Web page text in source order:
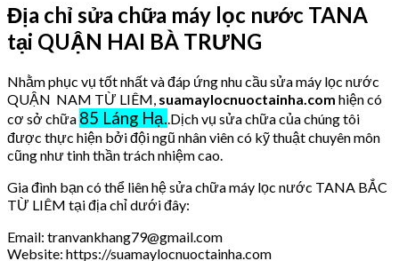
Địa chỉ sửa chữa máy lọc nước TANA
tại QUẬN HAI BÀ TRƯNG
Nhằm phục vụ tốt nhất và đáp ứng nhu cầu sửa máy lọc nước
QUẬN NAM TỪ LIÊM, suamaylocnuoctainha.com hiện có
cơ sở chữa 85 Láng Hạ. .Dịch vụ sửa chữa của chúng tôi
được thực hiện bởi đội ngũ nhân viên có kỹ thuật chuyên môn
cũng như tinh thần trách nhiệm cao.
Gia đình bạn có thể liên hệ sửa chữa máy lọc nước TANA BẮC
TỪ LIÊM tại địa chỉ dưới đây:
Email: tranvankhang79@gmail.com
Website: https://suamaylocnuoctainha.com